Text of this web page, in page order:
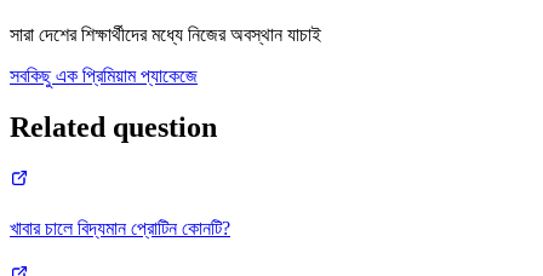
সারা দেশের শিক্ষার্থীদের মধ্যে নিজের অবস্থান যাচাই
সবকিছু এক প্রিমিয়াম প্যাকেজে
Related question
খাবার চালে বিদ্যমান প্রোটিন কোনটি?